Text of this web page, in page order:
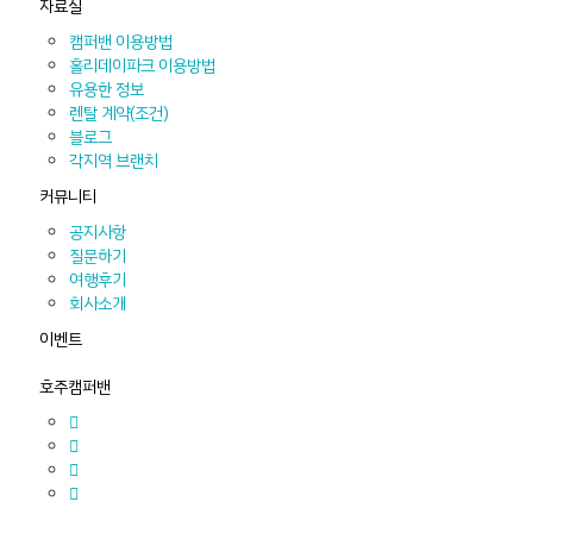
자료실
캠퍼밴 이용방법
홀리데이파크 이용방법
유용한 정보
렌탈 계약(조건)
블로그
각지역 브랜치
커뮤니티
공지사항
질문하기
여행후기
회사소개
이벤트
호주캠퍼밴